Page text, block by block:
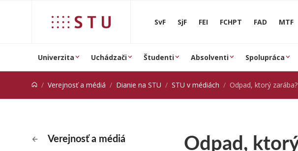
SvF SjF FEI FCHPT FAD MTF
Univerzita Uchádzači Študenti Absolventi Spolupráca
Verejnosť a médiá Dianie na STU STU v médiách Odpad, ktorý zarába? Slováci vynašli
Verejnosť a médiá
Odpad,